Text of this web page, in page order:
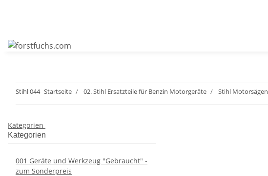
Stihl 044 Startseite 02. Stihl Ersatzteile für Benzin Motorgeräte Stihl Motorsägen
Kategorien
Kategorien
001 Geräte und Werkzeug "Gebraucht" -
zum Sonderpreis